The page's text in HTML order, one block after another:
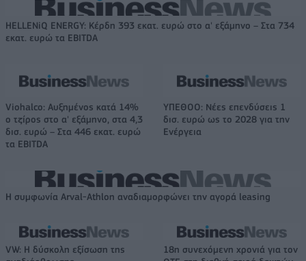
HELLENiQ ENERGY: Κέρδη 393 εκατ. ευρώ στο α' εξάμηνο – Στα 734
εκατ. ευρώ τα EBITDA
Viohalco: Αυξημένος κατά 14%
ο τζίρος στο α' εξάμηνο, στα 4,3
δισ. ευρώ – Στα 446 εκατ. ευρώ
τα EBITDA
ΥΠΕΘΟΟ: Νέες επενδύσεις 1
δισ. ευρώ ως το 2028 για την
Ενέργεια
Η συμφωνία Arval-Athlon αναδιαμορφώνει την αγορά leasing
VW: Η δύσκολη εξίσωση της
18η συνεχόμενη χρονιά για τον